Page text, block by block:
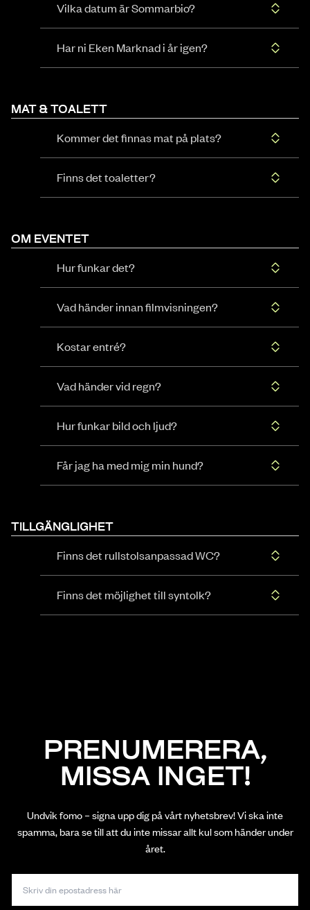
Vilka datum är Sommarbio?
Har ni Eken Marknad i år igen?
MAT & TOALETT
Kommer det finnas mat på plats?
Finns det toaletter?
OM EVENTET
Hur funkar det?
Vad händer innan filmvisningen?
Kostar entré?
Vad händer vid regn?
Hur funkar bild och ljud?
Får jag ha med mig min hund?
TILLGÄNGLIGHET
Finns det rullstolsanpassad WC?
Finns det möjlighet till syntolk?
PRENUMERERA,
MISSA INGET!
Undvik fomo – signa upp dig på vårt nyhetsbrev! Vi ska inte
spamma, bara se till att du inte missar allt kul som händer under
året.